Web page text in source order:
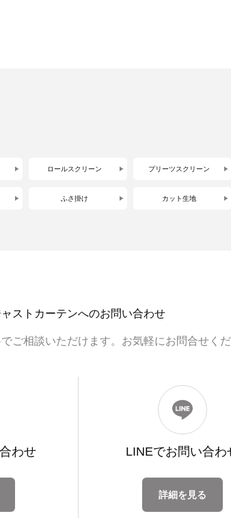
ロールスクリーン プリーツスクリーン
ふさ掛け カット生地
ャストカーテンへのお問い合わせ
ご相談いただけます。お気軽にお問合せくだ
わせ LINEでお問い合わ
詳細を見る